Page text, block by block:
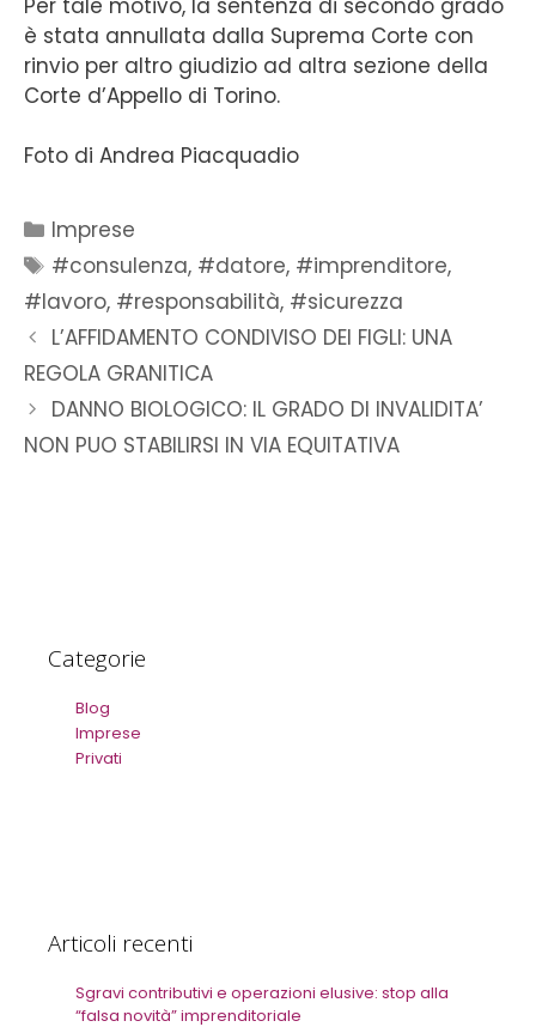
è stata annullata dalla Suprema Corte con
rinvio per altro giudizio ad altra sezione della
Corte d’Appello di Torino.
Foto di Andrea Piacquadio
Imprese
#consulenza, #datore, #imprenditore,
#lavoro, #responsabilità, #sicurezza
L’AFFIDAMENTO CONDIVISO DEI FIGLI: UNA
REGOLA GRANITICA
DANNO BIOLOGICO: IL GRADO DI INVALIDITA’
NON PUO STABILIRSI IN VIA EQUITATIVA
Categorie
Blog
Imprese
Privati
Articoli recenti
Sgravi contributivi e operazioni elusive: stop alla
“falsa novità” imprenditoriale